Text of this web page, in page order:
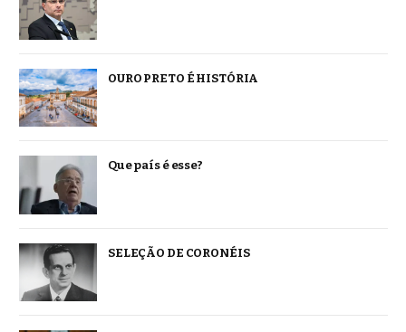
OURO PRETO É HISTÓRIA
Que país é esse?
SELEÇÃO DE CORONÉIS